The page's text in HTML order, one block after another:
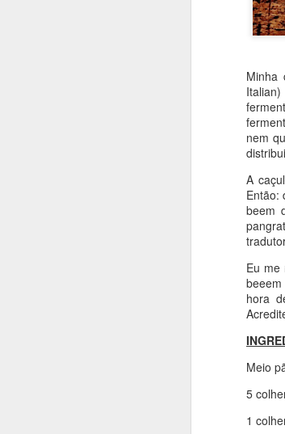
Minha
nem
A
Então:
beem
Eu me
hora
Meio
5
1
Que
um
bolo
Para
achei
350
75g de
1 ovo
25g